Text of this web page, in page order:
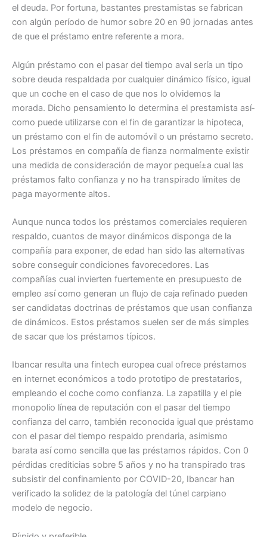
el deuda. Por fortuna, bastantes prestamistas se fabrican
con algún período de humor sobre 20 en 90 jornadas antes
de que el préstamo entre referente a mora.
Algún préstamo con el pasar del tiempo aval serí­a un tipo
sobre deuda respaldada por cualquier dinámico físico, igual
que un coche en el caso de que nos lo olvidemos la
morada. Dicho pensamiento lo determina el prestamista así­
como puede utilizarse con el fin de garantizar la hipoteca,
un préstamo con el fin de automóvil o un préstamo secreto.
Los préstamos en compañía de fianza normalmente existir
una medida de consideración de mayor pequeí±a cual las
préstamos falto confianza y no ha transpirado límites de
paga mayormente altos.
Aunque nunca todos los préstamos comerciales requieren
respaldo, cuantos de mayor dinámicos disponga de la
compañía para exponer, de edad han sido las alternativas
sobre conseguir condiciones favorecedores. Las
compañías cual invierten fuertemente en presupuesto de
empleo así­ como generan un flujo de caja refinado pueden
ser candidatas doctrinas de préstamos que usan confianza
de dinámicos. Estos préstamos suelen ser de más simples
de sacar que los préstamos tí­picos.
Ibancar resulta una fintech europea cual ofrece préstamos
en internet económicos a todo prototipo de prestatarios,
empleando el coche como confianza. La zapatilla y el pie
monopolio línea de reputación con el pasar del tiempo
confianza del carro, también reconocida igual que préstamo
con el pasar del tiempo respaldo prendaria, asimismo
barata así­ como sencilla que las préstamos rápidos. Con 0
pérdidas crediticias sobre 5 años y no ha transpirado tras
subsistir del confinamiento por COVID-20, Ibancar han
verificado la solidez de la patologí­a del túnel carpiano
modelo de negocio.